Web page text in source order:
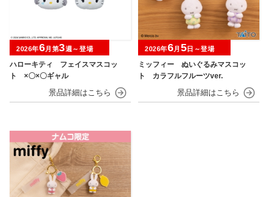
ハローキティ フェイスマスコッ
ト ×〇×〇ギャル
2026年6月第3週～登場
ミッフィー ぬいぐるみマスコッ
ト カラフルフルーツver.
2026年6月 5日～登場